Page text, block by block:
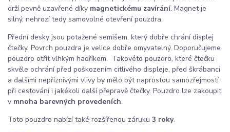
drží pevně uzavřené díky magnetickému zavírání. Magnet je
silný, nehrozí tedy samovolné otevření pouzdra.
Přední desky jsou potažené semišem, který dobře chrání displej
čtečky. Povrch pouzdra je velice dobře omyvatelný. Doporučujeme
pouzdro otřít vlhkým hadříkem. Takovéto pouzdro, které čtečku
skvěle ochrání před poškozením citlivého displeje, před škrábanci
a dalšími nepříznivými vlivy by mělo být naprostou samozřejmostí
při cestování i jakékoli další přepravě čtečky. Pouzdro lze zakoupit
v mnoha barevných provedeních.
Toto pouzdro nabízí také rozšířenou záruku 3 roky.